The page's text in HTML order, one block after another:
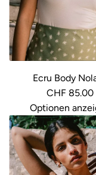
Ecru Body
CHF 85.00
Optionen